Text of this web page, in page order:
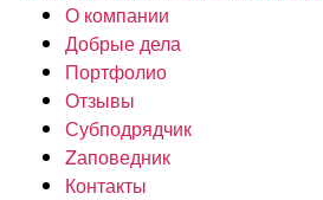
О компании
Добрые дела
Портфолио
Отзывы
Субподрядчик
Zаповедник
Контакты